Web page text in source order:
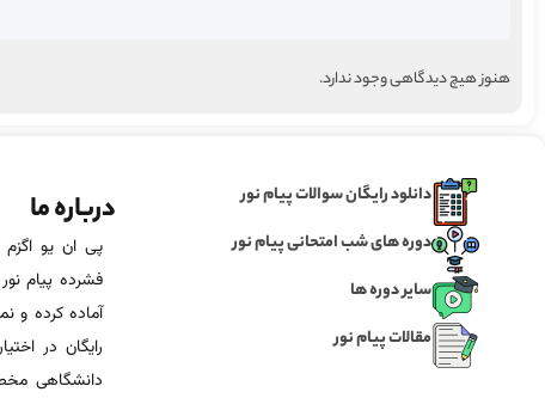
هنوز هیچ دیدگاهی وجود ندارد.
دانلود رایگان سوالات پیام نور
دوره های شب امتحانی پیام نور
سایر دوره ها
مقالات پیام نور
درباره ما
فشرده پیام
آماده‌ کرده و
رایگان در
دانشگاهی